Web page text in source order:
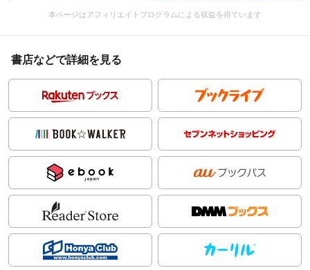
本ページはアフィリエイトプログラムによる収益を得ています
書店などで詳細を見る